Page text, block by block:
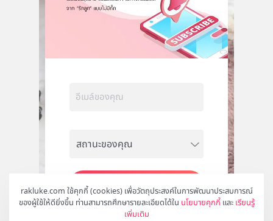
rakluke.com ใช้คุกกี้ (cookies) เพื่อวัตถุประสงค์ในการพัฒนาประสบการณ์
ของผู้ใช้ให้ดียิ่งขึ้น ท่านสามารถศึกษารายละเอียดได้ใน นโยบายคุกกี้ และ เรียนรู้
เพิ่มเติม
สมัคร